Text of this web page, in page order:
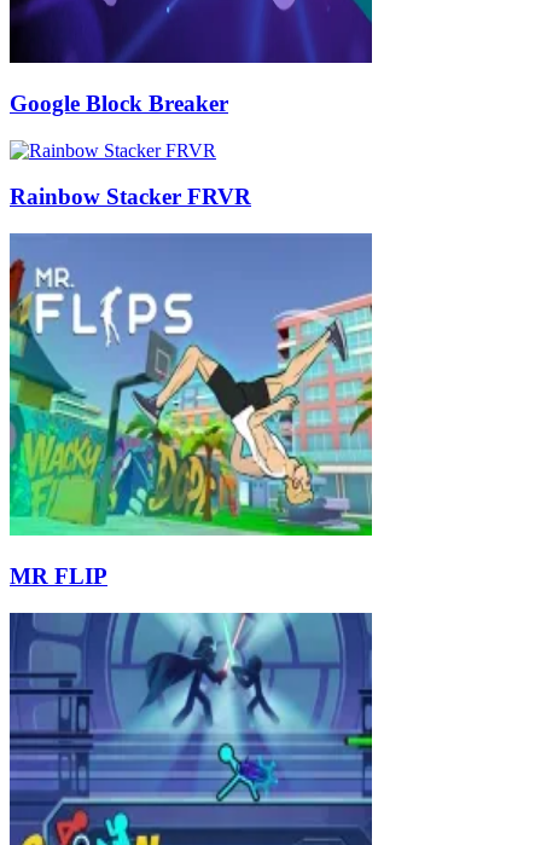
Google Block Breaker
Rainbow Stacker FRVR
MR FLIP